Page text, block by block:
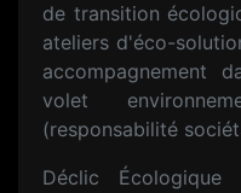
de transition
ateliers d'éco-
accompagnement
volet
(responsabilité
Déclic Écologique